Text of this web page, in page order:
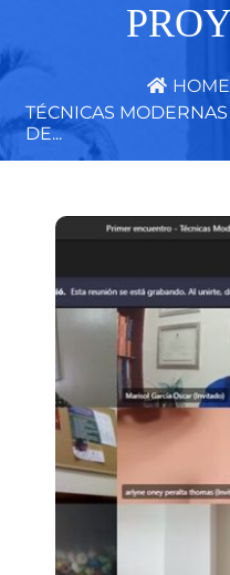
HOME
TÉCNICAS
DE...